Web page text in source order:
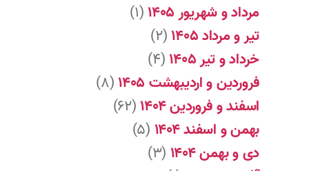
مرداد و شهریور ۱۴۰۵
(۱)
تیر و مرداد ۱۴۰۵
(۲)
خرداد و تیر ۱۴۰۵
(۴)
فروردین و اردیبهشت ۱۴۰۵
(۸)
اسفند و فروردین ۱۴۰۴
(۶۲)
بهمن و اسفند ۱۴۰۴
(۵)
دی و بهمن ۱۴۰۴
(۳)